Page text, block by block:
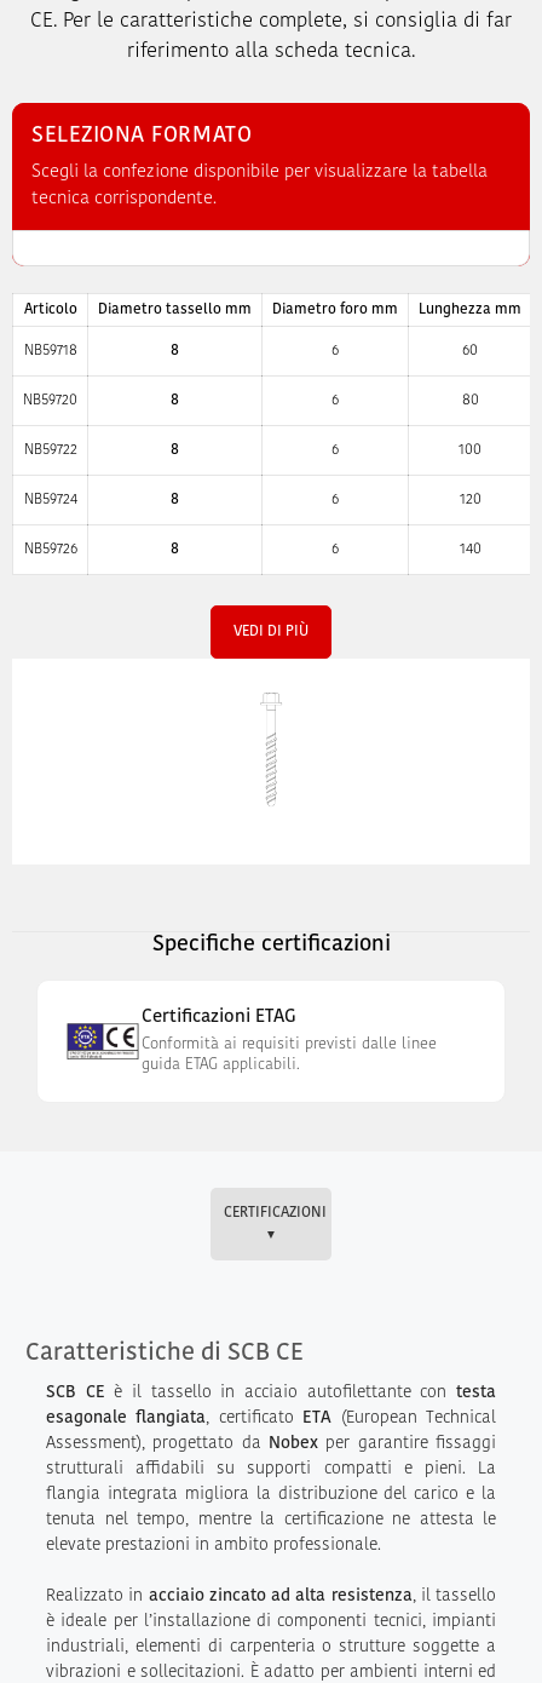
CE. Per le caratteristiche complete, si consiglia di far
riferimento alla scheda tecnica.
SELEZIONA FORMATO
Scegli la confezione disponibile per visualizzare la tabella
tecnica corrispondente.
Articolo Diametro tassello mm Diametro foro mm Lunghezza mm
NB59718 8 6 60
NB59720 8 6 80
NB59722 8 6 100
NB59724 8 6 120
NB59726 8 6 140
VEDI DI PIÙ
Specifiche certificazioni
Certificazioni ETAG
Conformità ai requisiti previsti dalle linee
guida ETAG applicabili.
CERTIFICAZIONI
▼
Caratteristiche di SCB CE
SCB CE è il tassello in acciaio autofilettante contesta
esagonale flangiata, certificato ETA (European Technical
Assessment), progettato da Nobex per garantire fissaggi
strutturali affidabili su supporti compatti e pieni. La
flangia integrata migliora la distribuzione del carico e la
tenuta nel tempo, mentre la certificazione ne attesta le
elevate prestazioni in ambito professionale.
Realizzato in acciaio zincato ad alta resistenza, il tassello
è ideale per l’installazione di componenti tecnici, impianti
industriali, elementi di carpenteria o strutture soggette a
vibrazioni e sollecitazioni. È adatto per ambienti interni ed